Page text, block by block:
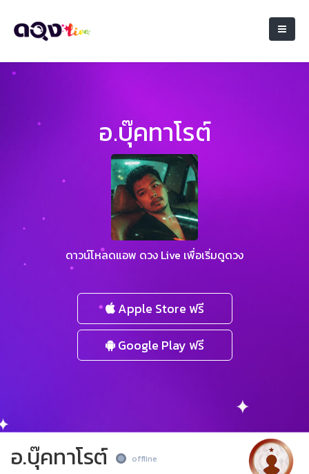
อ.บุ๊คทาโรต์
ดาวน์โหลดแอพ ดวง Live เพื่อเริ่มดูดวง
Apple Store ฟรี
Google Play ฟรี
อ.บุ๊คทาโรต์ offline